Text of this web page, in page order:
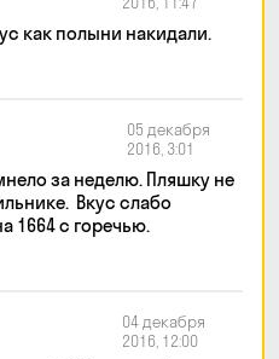
как полыни накидали.
05 декабря
2016, 3:01
за неделю. Пляшку не
Вкус слабо
1664 с горечью.
04 декабря
2016, 12:00